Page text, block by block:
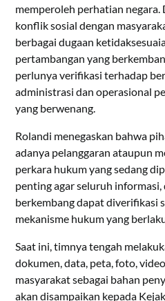
memperoleh perhatian negara.
konflik sosial dengan
berbagai dugaan
pertambangan yang
perlunya verifikasi terhadap
administrasi dan operasional
yang berwenang.
Rolandi menegaskan bahwa
adanya pelanggaran ataupun
perkara hukum yang sedang
penting agar seluruh informasi,
berkembang dapat diverifikasi
mekanisme hukum yang
Saat ini, timnya tengah
dokumen, data, peta, foto,
masyarakat sebagai bahan
akan disampaikan kepada